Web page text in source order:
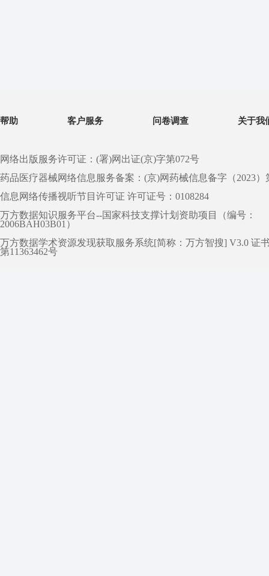
帮助 客户服务 问卷调查 关于我
网络出版服务许可证：(署)网出证(京)字第072号
药品医疗器械网络信息服务备案：(京)网药械信息备字（2023）
信息网络传播视听节目许可证 许可证号：0108284
万方数据知识服务平台--国家科技支撑计划资助项目（编号：
2006BAH03B01）
万方数据学术资源发现获取服务系统[简称：万方智搜] V3.0 证
第11363462号